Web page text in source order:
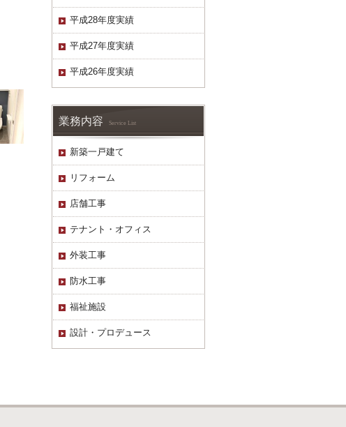
平成28年度実績
平成27年度実績
平成26年度実績
業務内容 Service List
新築一戸建て
リフォーム
店舗工事
テナント・オフィス
外装工事
防水工事
福祉施設
設計・プロデュース